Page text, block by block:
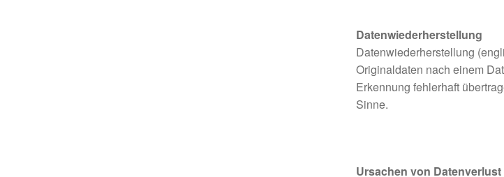
Datenwiederherstellung
Datenwiederherstellung
Originaldaten nach einem
Erkennung fehlerhaft
Sinne.
Ursachen von Datenverlust